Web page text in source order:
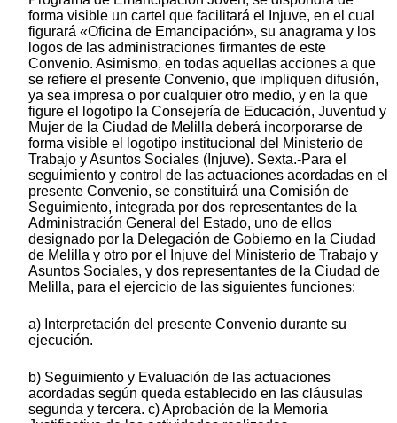
forma visible un cartel que facilitará el Injuve, en el cual
figurará «Oficina de Emancipación», su anagrama y los
logos de las administraciones firmantes de este
Convenio. Asimismo, en todas aquellas acciones a que
se refiere el presente Convenio, que impliquen difusión,
ya sea impresa o por cualquier otro medio, y en la que
figure el logotipo la Consejería de Educación, Juventud y
Mujer de la Ciudad de Melilla deberá incorporarse de
forma visible el logotipo institucional del Ministerio de
Trabajo y Asuntos Sociales (Injuve). Sexta.-Para el
seguimiento y control de las actuaciones acordadas en el
presente Convenio, se constituirá una Comisión de
Seguimiento, integrada por dos representantes de la
Administración General del Estado, uno de ellos
designado por la Delegación de Gobierno en la Ciudad
de Melilla y otro por el Injuve del Ministerio de Trabajo y
Asuntos Sociales, y dos representantes de la Ciudad de
Melilla, para el ejercicio de las siguientes funciones:
a) Interpretación del presente Convenio durante su
ejecución.
b) Seguimiento y Evaluación de las actuaciones
acordadas según queda establecido en las cláusulas
segunda y tercera. c) Aprobación de la Memoria